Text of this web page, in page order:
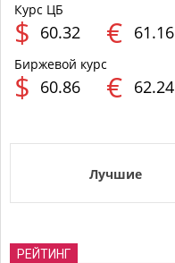
Курс ЦБ
$ 60.32 € 61.16
Биржевой курс
$ 60.86 € 62.24
Лучшие
РЕЙТИНГ